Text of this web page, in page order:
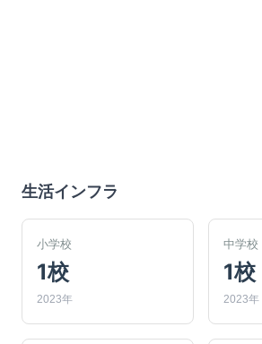
生活インフラ
小学校
1校
2023年
中学校
1校
2023年